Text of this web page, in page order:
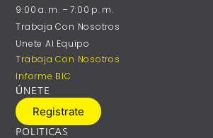
9:00 A. M. – 7:00 P. M.
Trabaja Con Nosotros
Unete Al Equipo
Trabaja Con Nosotros
Informe BIC
ÚNETE
Registrate
POLITICAS